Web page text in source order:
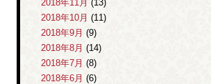
2018年11月 (13)
2018年10月 (11)
2018年9月 (9)
2018年8月 (14)
2018年7月 (8)
2018年6月 (6)